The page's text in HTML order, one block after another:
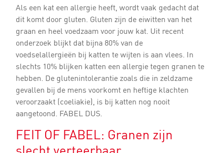
Als een kat een allergie heeft, wordt vaak gedacht dat
dit komt door gluten. Gluten zijn de eiwitten van het
graan en heel voedzaam voor jouw kat. Uit recent
onderzoek blijkt dat bijna 80% van de
voedselallergieën bij katten te wijten is aan vlees. In
slechts 10% blijken katten een allergie tegen granen te
hebben. De glutenintolerantie zoals die in zeldzame
gevallen bij de mens voorkomt en heftige klachten
veroorzaakt (coeliakie), is bij katten nog nooit
aangetoond. FABEL DUS.
FEIT OF FABEL: Granen zijn